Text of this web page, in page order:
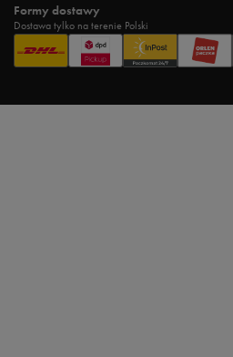
Formy dostawy
Dostawa tylko na terenie Polski